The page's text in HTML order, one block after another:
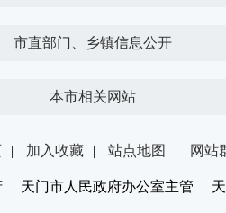
市直部门、乡镇信息公开
本市相关网站
| 加入收藏 | 站点地图 | 网站
天门市人民政府办公室主管 天